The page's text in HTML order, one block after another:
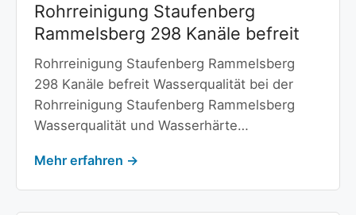
Rohrreinigung Staufenberg
Rammelsberg 298 Kanäle befreit
Rohrreinigung Staufenberg Rammelsberg
298 Kanäle befreit Wasserqualität bei der
Rohrreinigung Staufenberg Rammelsberg
Wasserqualität und Wasserhärte…
Mehr erfahren →